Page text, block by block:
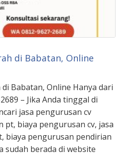
di Babatan, Online
Babatan, Online Hanya dari
– Jika Anda tinggal di
jasa pengurusan cv
pt, biaya pengurusan cv, jasa
biaya pengurusan pendirian
sudah berada di website